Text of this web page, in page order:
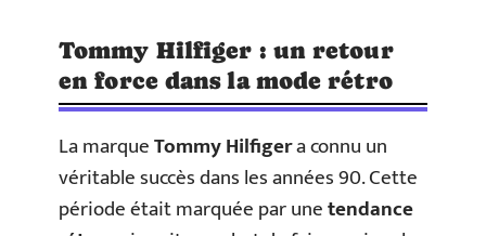
Tommy Hilfiger : un retour
en force dans la mode rétro
La marqueTommy Hilfigera connu un
véritable succès dans les années 90. Cette
période était marquée par unetendance